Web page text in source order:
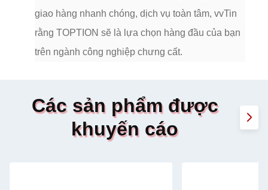
giao hàng nhanh chóng, dịch vụ toàn tâm, vvTin
rằng TOPTION sẽ là lựa chọn hàng đầu của bạn
trên ngành công nghiệp chưng cất.
Các sản phẩm được
khuyến cáo